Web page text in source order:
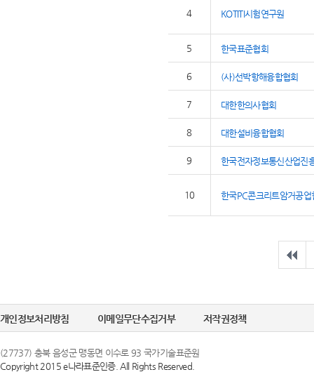
4 KOTITI시험연구원
5 한국표준협회
6 (사)선박항해융합협회
7 대한한의사협회
8 대한설비융합협회
9 한국전자정보통신산업진
10 한국PC콘크리트암거공업
개인정보처리방침 이메일무단수집거부 저작권정책
(27737) 충북 음성군 맹동면 이수로 93 국가기술표준원
Copyright 2015 e나라표준인증. All Rights Reserved.